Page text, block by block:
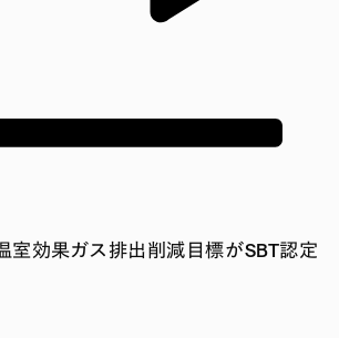
室効果ガス排出削減目標がSBT認定